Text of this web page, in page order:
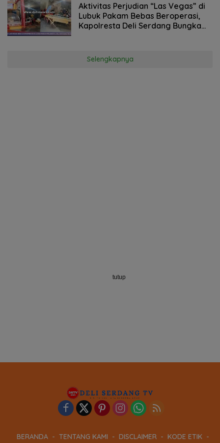
Aktivitas Perjudian “Las Vegas” di
Lubuk Pakam Bebas Beroperasi,
Kapolresta Deli Serdang Bungkam
Selengkapnya
BERANDA TENTANG KAMI DISCLAIMER KODE ETIK
tutup